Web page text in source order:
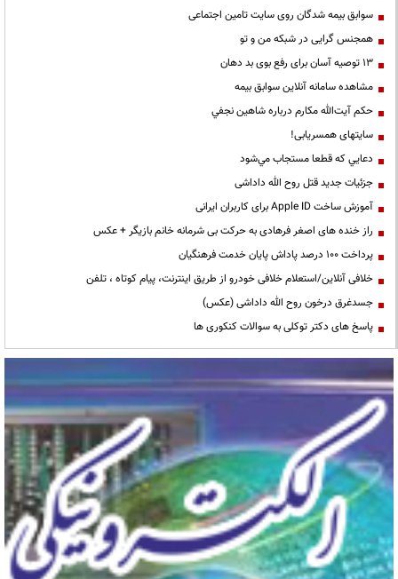
سوابق بیمه شدگان روی سایت تامین اجتماعی
همجنس گرایی در شبکه من و تو
13 توصیه آسان برای رفع بوی بد دهان
مشاهده سامانه آنلاين سوابق بیمه
حكم آيت‌الله مكارم درباره شاهين نجفي
سایتهای همسریابی!
دعايي كه قطعا مستجاب مي‌شود
جزئیات جدید قتل روح الله داداشی
آموزش ساخت Apple ID برای کاربران ایرانی
راز خنده های اصغر فرهادی به حرکت بی شرمانه خانم بازیگر + عکس
پرداخت ۱۰۰ درصد پاداش پایان خدمت فرهنگیان
خلافی آنلاین/استعلام خلافی خودرو از طریق اینترنت، پیام کوتاه ، تلفن
جسدغرق درخون روح الله داداشی (عکس)
پاسخ های دکتر توکلی به سوالات کنکوری ها